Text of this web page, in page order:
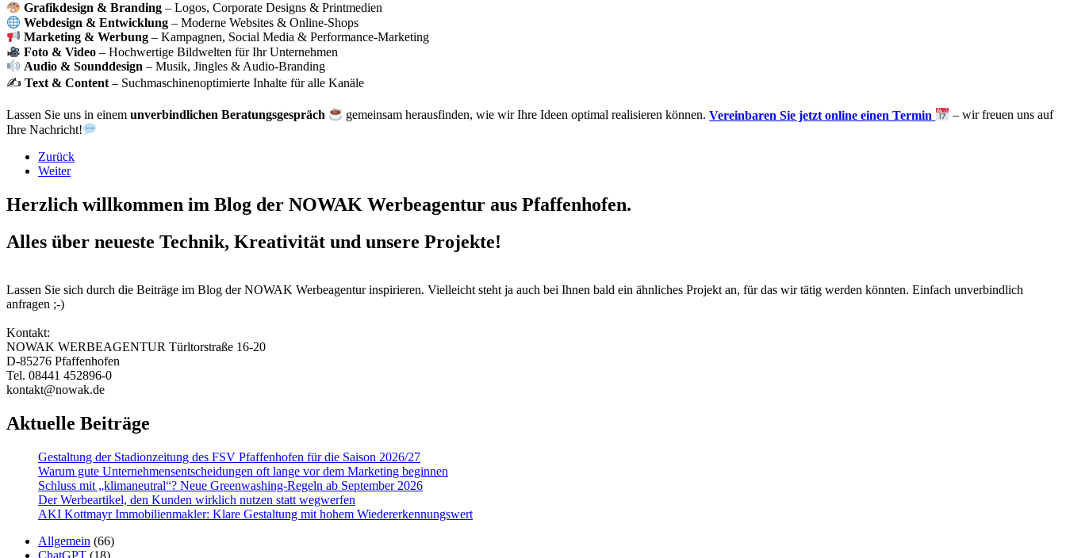
Grafikdesign & Branding – Logos, Corporate Designs & Printmedien
Webdesign & Entwicklung – Moderne Websites & Online-Shops
Marketing & Werbung – Kampagnen, Social Media & Performance-Marketing
Foto & Video – Hochwertige Bildwelten für Ihr Unternehmen
Audio & Sounddesign – Musik, Jingles & Audio-Branding
✍️ Text & Content– Suchmaschinenoptimierte Inhalte für alle Kanäle
Lassen Sie uns in einem unverbindlichen Beratungsgespräch gemeinsam herausfinden, wie wir Ihre Ideen optimal realisieren können.Vereinbaren Sie jetzt online einen Termin
– wir freuen uns auf
Ihre Nachricht!
Zurück
Weiter
Herzlich willkommen im Blog der NOWAK Werbeagentur aus Pfaffenhofen.
Alles über neueste Technik, Kreativität und unsere Projekte!
Lassen Sie sich durch die Beiträge im Blog der NOWAK Werbeagentur inspirieren. Vielleicht steht ja auch bei Ihnen bald ein ähnliches Projekt an, für das wir tätig werden könnten. Einfach unverbindlich
anfragen ;-)
Kontakt:
NOWAK WERBEAGENTUR Türltorstraße 16-20
D-85276 Pfaffenhofen
Tel. 08441 452896-0
kontakt@nowak.de
Aktuelle Beiträge
Gestaltung der Stadionzeitung des FSV Pfaffenhofen für die Saison 2026/27
Warum gute Un­ter­nehmens­entschei­dungen oft lange vor dem Marketing beginnen
Schluss mit „klimaneutral“? Neue Greenwashing-Regeln ab September 2026
Der Werbeartikel, den Kunden wirklich nutzen statt wegwerfen
AKI Kottmayr Immobilienmakler: Klare Gestaltung mit hohem Wiedererkennungswert
Allgemein (66)
ChatGPT (18)